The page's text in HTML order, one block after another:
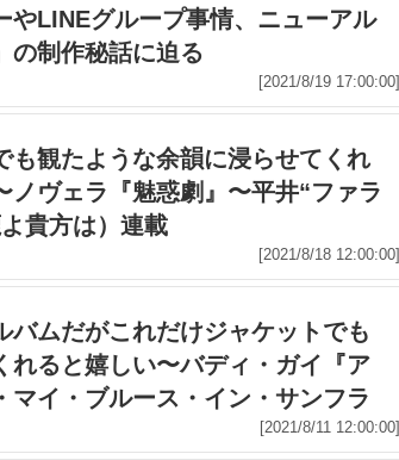
やLINEグループ事情、ニューアル
の制作秘話に迫る
[2021/8/19 17:00:00]
も観たような余韻に浸らせてくれ
ノヴェラ『魅惑劇』〜平井“ファラ
貴方は）連載
[2021/8/18 12:00:00]
バムだがこれだけジャケットでも
れると嬉しい〜バディ・ガイ『ア
マイ・ブルース・イン・サンフラ
平井“ファラオ”光（馬鹿よ貴方
[2021/8/11 12:00:00]